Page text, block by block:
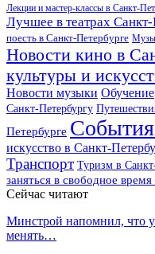
Лекции и мастер-классы в Санкт-
Лучшее в театрах
поесть в Санкт-Петербурге
Новости кино в
культуры и
Новости музыки Обучение
Санкт-Петербургу
Петербурге
искусство в Санкт-
Транспорт Туризм в
заняться в свободное
Сейчас читают
Минстрой напомнил, что
менять…